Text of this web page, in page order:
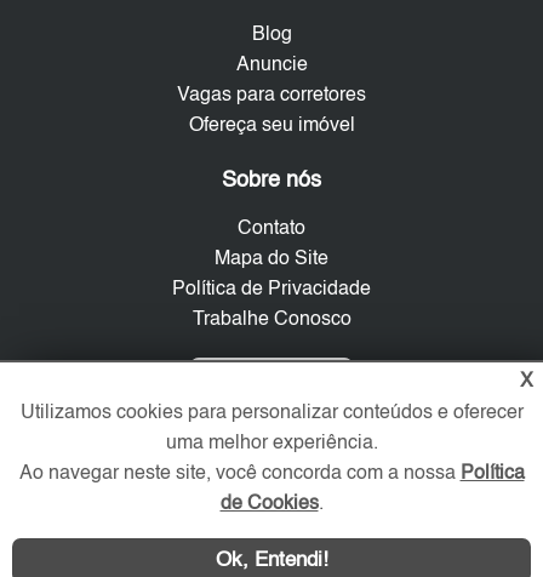
Blog
Anuncie
Vagas para corretores
Ofereça seu imóvel
Sobre nós
Contato
Mapa do Site
Política de Privacidade
Trabalhe Conosco
Redes Sociais
X
Utilizamos cookies para personalizar conteúdos e oferecer
uma melhor experiência.
Ao navegar neste site, você concorda com a nossa Política
de Cookies.
Ok, Entendi!